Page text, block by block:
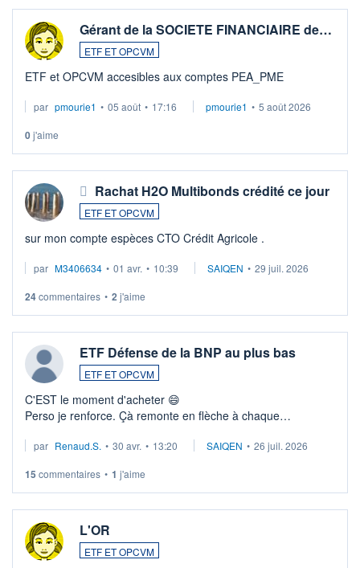
Gérant de la SOCIETE FINANCIAIRE de…
ETF ET OPCVM
ETF et OPCVM accesibles aux comptes PEA_PME
par pmourie1 • 05 août • 17:16 pmourie1 • 5 août 2026
0j'aime
Rachat H2O Multibonds crédité ce jour
ETF ET OPCVM
sur mon compte espèces CTO Crédit Agricole .
par M3406634 • 01 avr. • 10:39 SAIQEN • 29 juil. 2026
24commentaires • 2 j'aime
ETF Défense de la BNP au plus bas
ETF ET OPCVM
C'EST le moment d'acheter 😄​
Perso je renforce. Çà remonte en flèche à chaque
Investissement long terme tip top pour sa retraite.
par Renaud.S. • 30 avr. • 13:20 SAIQEN • 26 juil. 2026
15 commentaires • 1 j'aime
L'OR
ETF ET OPCVM